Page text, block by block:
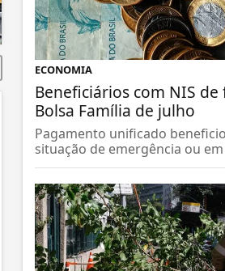
ECONOMIA
Beneficiários com NIS
Bolsa Família de julho
Pagamento unificado
situação de emergência ou